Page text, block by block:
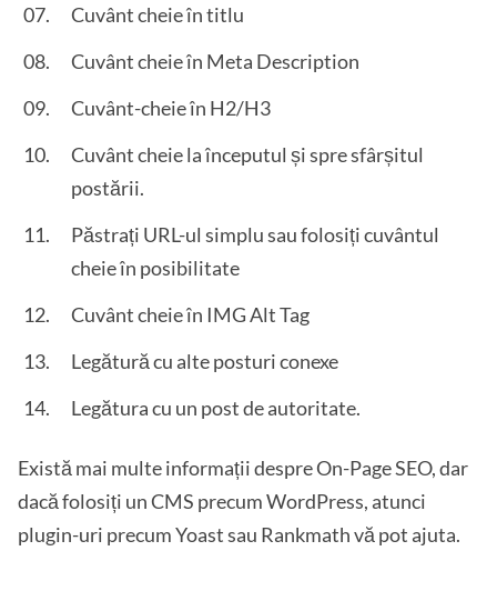
Cuvânt cheie în titlu
Cuvânt cheie în Meta Description
Cuvânt-cheie în H2/H3
Cuvânt cheie la începutul și spre sfârșitul
postării.
Păstrați URL-ul simplu sau folosiți cuvântul
cheie în posibilitate
Cuvânt cheie în IMG Alt Tag
Legătură cu alte posturi conexe
Legătura cu un post de autoritate.
Există mai multe informații despre On-Page SEO, dar
dacă folosiți un CMS precum WordPress, atunci
plugin-uri precum Yoast sau Rankmath vă pot ajuta.